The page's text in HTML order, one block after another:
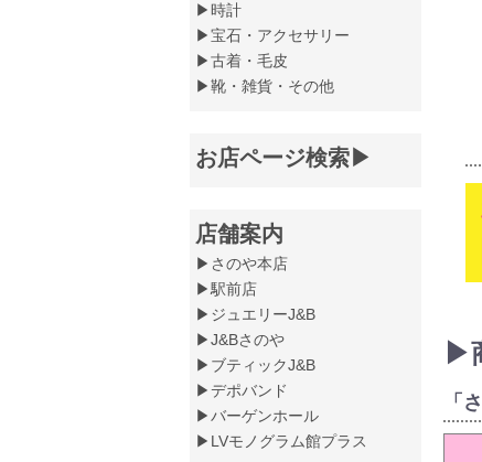
▶時計
▶宝石・アクセサリー
▶古着・毛皮
▶靴・雑貨・その他
お店ページ検索▶
店舗案内
▶さのや本店
▶駅前店
▶ジュエリーJ&B
▶J&Bさのや
▶ブティックJ&B
▶デポバンド
▶バーゲンホール
▶LVモノグラム館プラス
▶
「